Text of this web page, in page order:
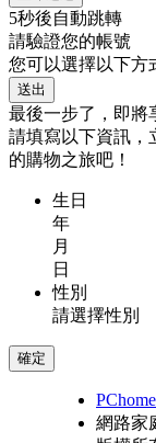
5秒後自動跳轉
請驗證您的帳號
您可以選擇以下方
送出
最後一步了，即將
請填寫以下資訊，
的購物之旅吧！
生日
年
月
日
性別
請選擇性別
確定
網路家